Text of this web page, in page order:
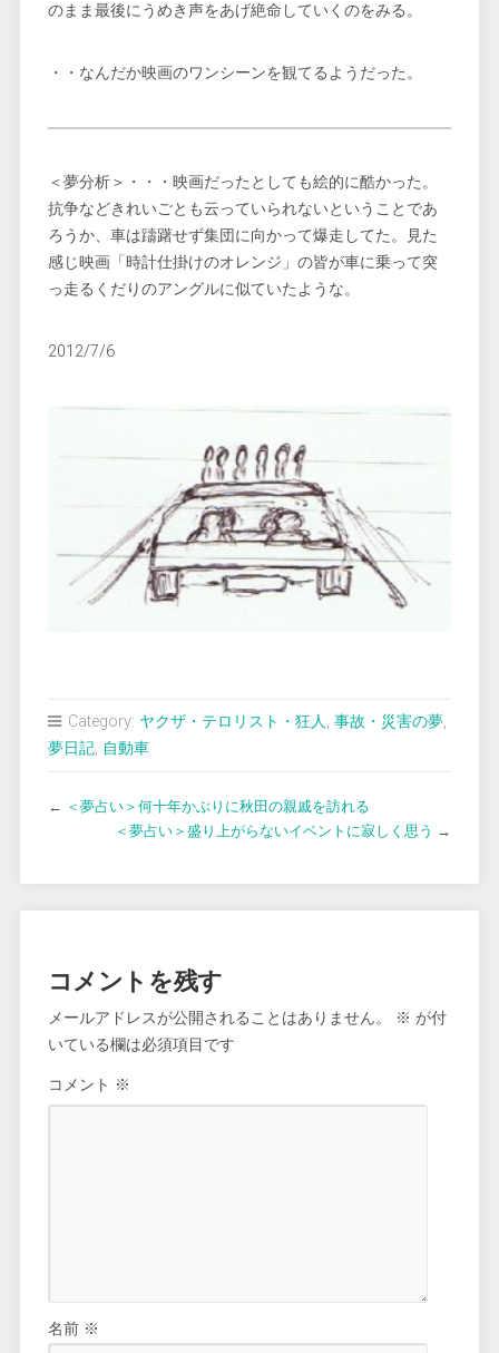
のまま最後にうめき声をあげ絶命していくのをみる。
・・なんだか映画のワンシーンを観てるようだった。
＜夢分析＞・・・映画だったとしても絵的に酷かった。
抗争などきれいごとも云っていられないということであ
ろうか、車は躊躇せず集団に向かって爆走してた。見た
感じ映画「時計仕掛けのオレンジ」の皆が車に乗って突
っ走るくだりのアングルに似ていたような。
2012/7/6
Category: ヤクザ・テロリスト・狂人, 事故・災害の夢,
夢日記, 自動車
← ＜夢占い＞何十年かぶりに秋田の親戚を訪れる
＜夢占い＞盛り上がらないイベントに寂しく思う →
コメントを残す
メールアドレスが公開されることはありません。 ※ が付
いている欄は必須項目です
コメント ※
名前 ※